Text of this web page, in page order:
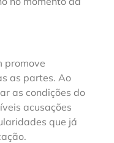
promove
as partes. Ao
as condições do
acusações
que já